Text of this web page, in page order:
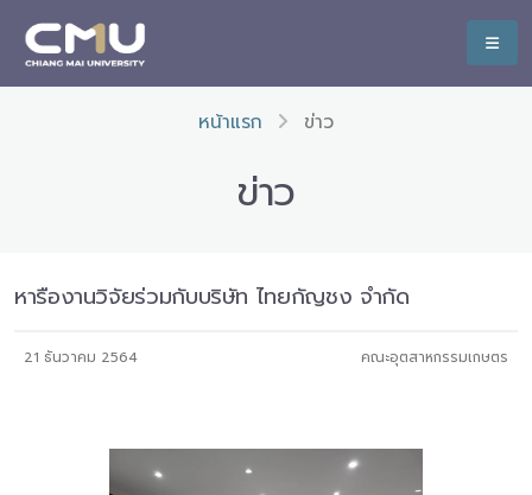
หน้าแรก ข่าว
ข่าว
หารืองานวิจัยร่วมกับบริษัท ไทยกัญชง จำกัด
21 ธันวาคม 2564 คณะอุตสาหกรรมเกษตร